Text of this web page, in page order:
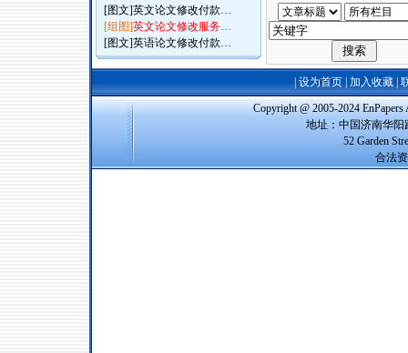
[图文]英文论文修改付款…
[组图]英文论文修改服务…
[图文]英语论文修改付款…
设为首页| 加入收藏|
Copyright @ 2005-2024
地址：中国济南华
52 Garden
合法